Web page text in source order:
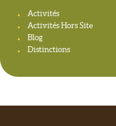
Activités
Activités Hors Site
Blog
Distinctions